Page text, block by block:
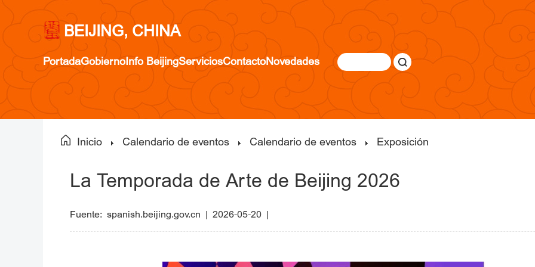
BEIJING, CHINA
PortadaGobiernoInfo BeijingServiciosContactoNovedades
Inicio Calendario de eventos Calendario de eventos Exposición
La Temporada de Arte de Beijing 2026
Fuente: spanish.beijing.gov.cn | 2026-05-20 |